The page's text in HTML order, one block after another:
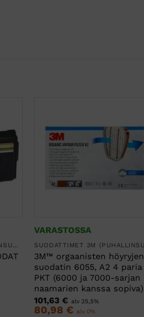
SUODATTIMET 3M (PUHALLINSUOJAIMET, KOKONAAMARIT JA PUOLINAAMARIT)
VARASTOSSA
3M™ orgaanisten höyryjen
suodatin 6055, A2 4 paria
PKT (6000 ja 7000-sarjan
naamarien kanssa sopiva)
101,63€ alv 25,5%
80,98€ alv 0%